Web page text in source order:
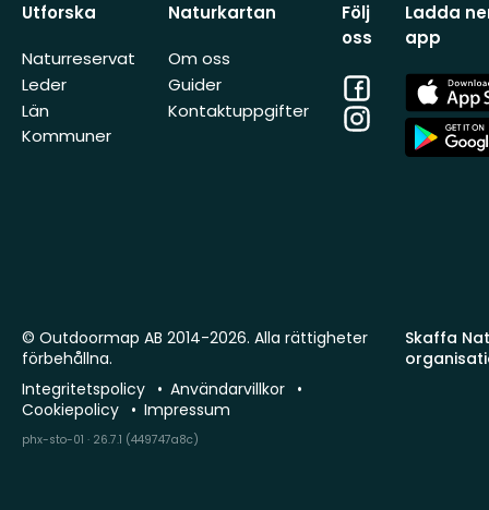
Utforska
Naturreservat
Leder
Län
Kommuner
Naturkartan
Om oss
Guider
Kontaktuppgifter
Följ
oss
Facebook
Instagram
Ladda
app
App
Store
App
Store
Skaffa
© Outdoormap AB 2014-2026. Alla rättigheter
förbehållna.
Integritetspolicy
Användarvillkor
Cookiepolicy
Impressum
phx-sto-01 · 26.7.1 (449747a8c)